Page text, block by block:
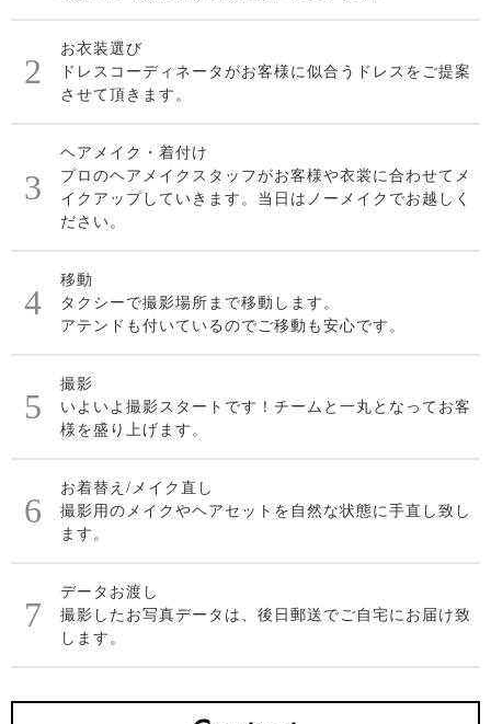
2
お衣装選び
ドレスコーディネータがお客様に似合うドレスをご提案
させて頂きます。
3
ヘアメイク・着付け
プロのヘアメイクスタッフがお客様や衣裳に合わせてメ
イクアップしていきます。当日はノーメイクでお越しく
ださい。
4
移動
タクシーで撮影場所まで移動します。
アテンドも付いているのでご移動も安心です。
5
撮影
いよいよ撮影スタートです！チームと一丸となってお客
様を盛り上げます。
6
お着替え/メイク直し
撮影用のメイクやヘアセットを自然な状態に手直し致し
ます。
7
データお渡し
撮影したお写真データは、後日郵送でご自宅にお届け致
します。